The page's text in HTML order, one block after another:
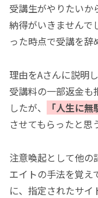
受講生がやりたいか
納得がいきませんで
った時点で受講を辞
理由をAさんに説明
受講料の一部返金も
したが、
「人生に
させてもらったと思
注意喚起として他の
エイトの手法を覚え
に、指定されたサイ